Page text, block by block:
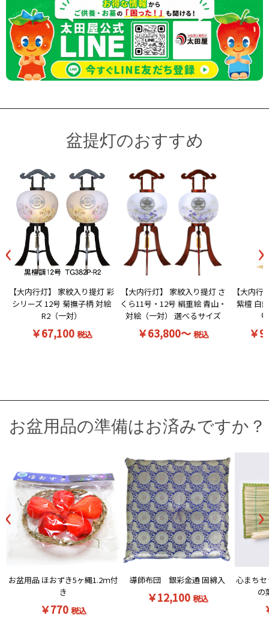
盆提灯のおすすめ
‹
【大内行灯】 家紋入り提灯 彩
シリーズ 12号 菊撫子柄 対絵
R2（一対）
￥67,100 税込
【大内行灯】 家紋入り提灯 さ
くら11号・12号 絹重絵 青山・
対絵（一対） 選べるサイズ
￥63,800～税込
【大内
紫檀 白
￥
›
お盆用品の準備はお済みですか？
‹
お盆用品 ほおずき5ヶ縄1.2ｍ付
き
￥770 税込
導師布団 銀彩金通 固綿入
￥12,100 税込
心まち
の
›